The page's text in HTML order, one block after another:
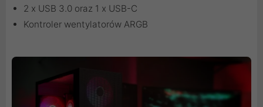
2 x USB 3.0 oraz 1 x USB-C
Kontroler wentylatorów ARGB